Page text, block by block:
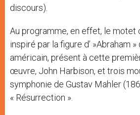
discours).
Au programme, en effet, le motet
inspiré par la figure d’ »Abraham
américain, présent à cette
œuvre, John Harbison, et trois
symphonie de Gustav Mahler
« Résurrection ».